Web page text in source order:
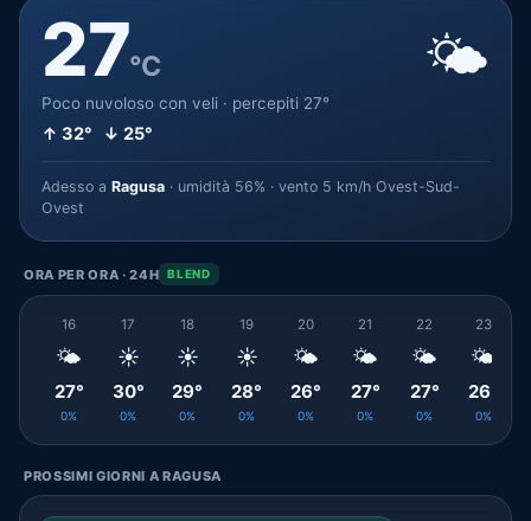
27°C
Poco nuvoloso con veli · percepiti 27°
↑ 32° ↓ 25°
🌤️
Adesso a Ragusa · umidità 56% · vento 5 km/h Ovest-Sud-
Ovest
ORA PER ORA · 24H BLEND
16
🌤️
27°
0%
17
☀️
30°
0%
18
☀️
29°
0%
19
☀️
28°
0%
20
🌤️
26°
0%
21
🌤️
27°
0%
22
🌤️
27°
0%
23
🌤️
26°
0%
PROSSIMI GIORNI A RAGUSA